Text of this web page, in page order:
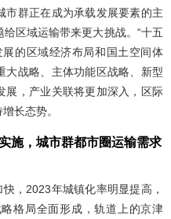
市群正在成为承载发展要素的主
区域运输带来更大挑战。“十五
的区域经济布局和国土空间体
大战略、主体功能区战略、新型
展，产业关联将更加深入，区际
长态势。
施，城市群都市圈运输需求
，2023年城镇化率明显提高，
格局全面形成，轨道上的京津